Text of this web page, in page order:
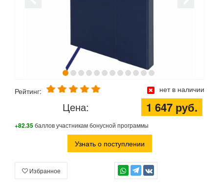
Рейтинг: нет в наличии
Цена: 1 647 руб.
+82.35баллов участникам бонусной программы
Узнать о поступлении
TG
Избранное